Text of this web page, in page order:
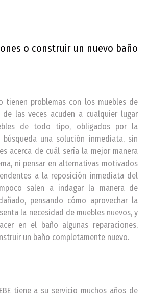
o construir un nuevo baño
tienen problemas con los muebles de
las veces acuden a cualquier lugar
de todo tipo, obligados por la
búsqueda una solución inmediata, sin
acerca de cuál sería la mejor manera
ni pensar en alternativas motivados
a la reposición inmediata del
salen a indagar la manera de
pensando cómo aprovechar la
la necesidad de muebles nuevos, y
en el baño algunas reparaciones,
un baño completamente nuevo.
tiene a su servicio muchos años de